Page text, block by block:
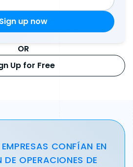
OR
Up for Free
CONFÍAN EN
DE OPERACIONES DE